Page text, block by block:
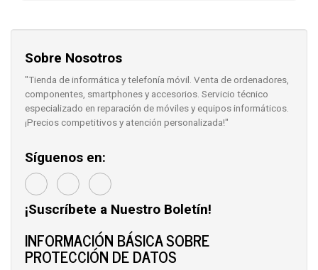
Sobre Nosotros
"Tienda de informática y telefonía móvil. Venta de ordenadores,
componentes, smartphones y accesorios. Servicio técnico
especializado en reparación de móviles y equipos informáticos.
¡Precios competitivos y atención personalizada!"
Síguenos en:
¡Suscríbete a Nuestro Boletín!
INFORMACIÓN BÁSICA SOBRE
PROTECCIÓN DE DATOS